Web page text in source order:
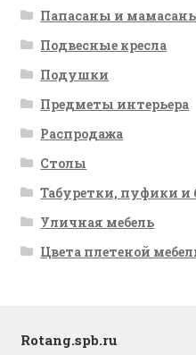
Папасаны и
Подвесные кресла
Подушки
Предметы интерьера
Распродажа
Столы
Табуретки, пуфики и
Уличная мебель
Цвета плетеной
Rotang.spb.ru